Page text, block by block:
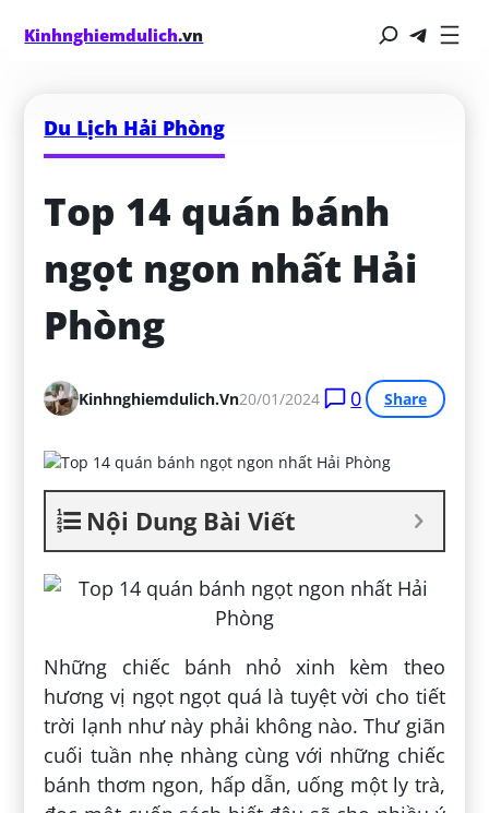
Kinhnghiemdulich.vn
Du Lịch Hải Phòng
Top 14 quán bánh
ngọt ngon nhất Hải
Phòng
Kinhnghiemdulich.vn20/01/2024 0 Share
Nội Dung Bài Viết
Những chiếc bánh nhỏ xinh kèm theo
hương vị ngọt ngọt quá là tuyệt vời cho tiết
trời lạnh như này phải không nào. Thư giãn
cuối tuần nhẹ nhàng cùng với những chiếc
bánh thơm ngon, hấp dẫn, uống một ly trà,